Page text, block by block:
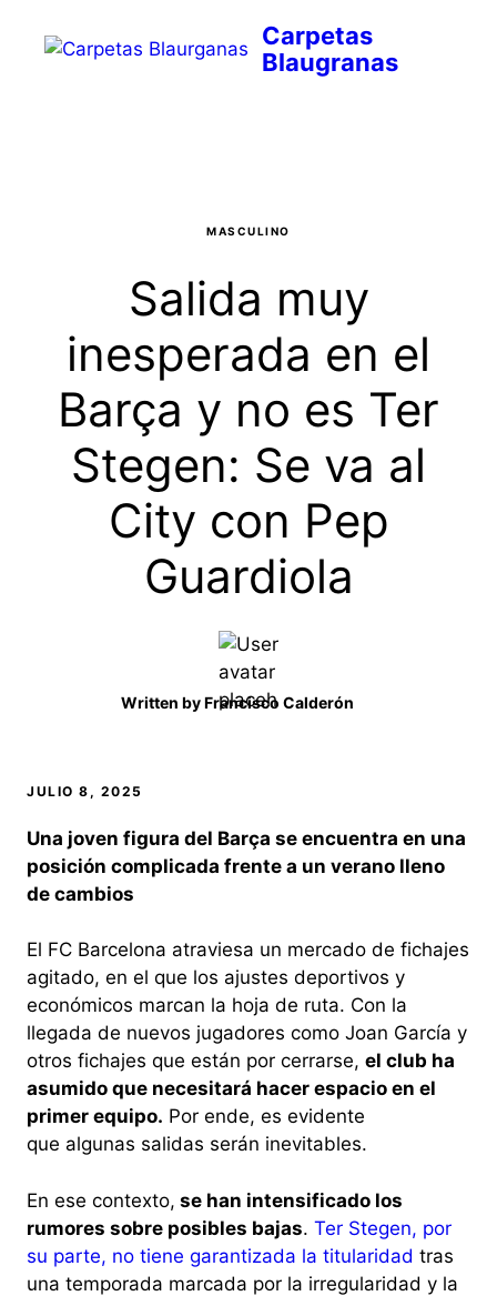
MASCULINO
Salida muy
inesperada en el
Barça y no es Ter
Stegen: Se va al
City con Pep
Guardiola
Written byFrancisco Calderón
JULIO 8, 2025
Una joven figura del Barça se encuentra en una
posición complicada frente a un verano lleno
de cambios
El FC Barcelona atraviesa un mercado de fichajes
agitado, en el que los ajustes deportivos y
económicos marcan la hoja de ruta. Con la
llegada de nuevos jugadores como Joan García y
otros fichajes que están por cerrarse, el club ha
asumido que necesitará hacer espacio en el
primer equipo. Por ende, es evidente
que algunas salidas serán inevitables.
En ese contexto, se han intensificado los
rumores sobre posibles bajas. Ter Stegen, por
su parte, no tiene garantizada la titularidad tras
una temporada marcada por la irregularidad y la